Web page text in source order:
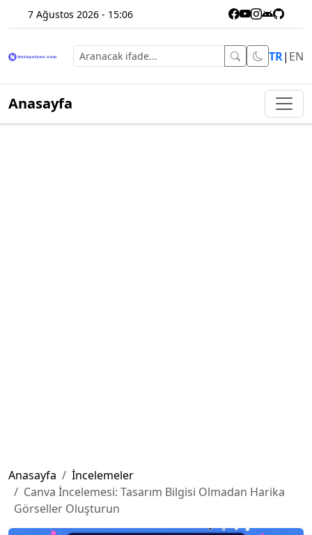
7 Ağustos 2026 - 15:06
TR| EN
Anasayfa
Anasayfa
İncelemeler
Canva İncelemesi: Tasarım Bilgisi Olmadan Harika
Görseller Oluşturun